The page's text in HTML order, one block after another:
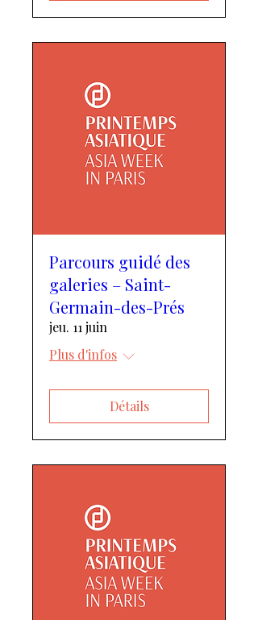
Parcours guidé des
galeries – Saint-
Germain-des-Prés
jeu. 11 juin
Plus d'infos
Détails